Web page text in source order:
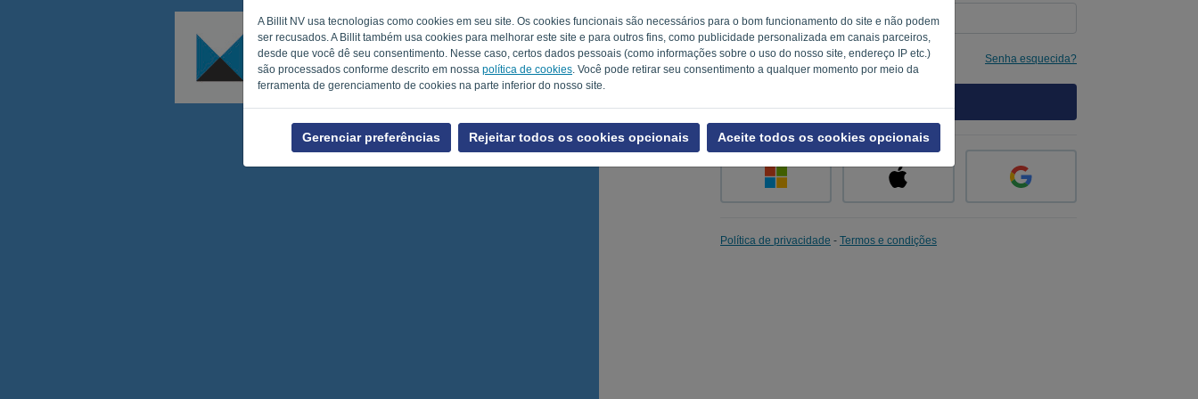
A Billit NV usa tecnologias como cookies em seu site. Os cookies funcionais são necessários para o bom funcionamento do site e não podem
ser recusados. A Billit também usa cookies para melhorar este site e para outros fins, como publicidade personalizada em canais parceiros,
desde que você dê seu consentimento. Nesse caso, certos dados pessoais (como informações sobre o uso do nosso site, endereço IP etc.)
são processados conforme descrito em nossa política de cookies . Você pode retirar seu consentimento a qualquer momento por meio da
ferramenta de gerenciamento de cookies na parte inferior do nosso site.
Gerenciar preferências Rejeitar todos os cookies opcionais Aceite todos os cookies opcionais
Lembre-me Senha esquecida?
Política de privacidade - Termos e condições